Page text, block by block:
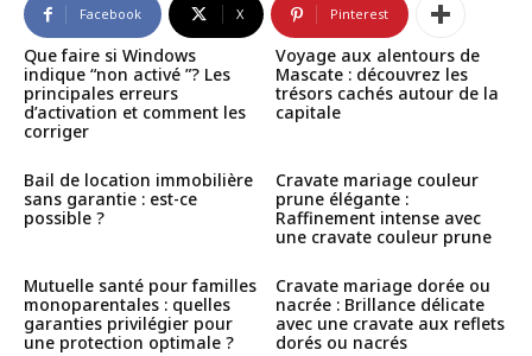
Facebook X Pinterest
Que faire si Windows
indique “non activé ”? Les
principales erreurs
d’activation et comment les
corriger
Voyage aux alentours de
Mascate : découvrez les
trésors cachés autour de la
capitale
Bail de location immobilière
sans garantie : est-ce
possible ?
Cravate mariage couleur
prune élégante :
Raffinement intense avec
une cravate couleur prune
Mutuelle santé pour familles
monoparentales : quelles
garanties privilégier pour
une protection optimale ?
Cravate mariage dorée ou
nacrée : Brillance délicate
avec une cravate aux reflets
dorés ou nacrés